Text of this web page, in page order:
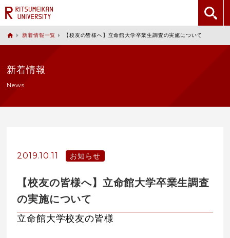
新着情報一覧 【校友の皆様へ】立命館大学卒業生調査の実施について
新着情報
News
2019.10.11 お知らせ
【校友の皆様へ】立命館大学卒業生調査
の実施について
立命館大学校友の皆様